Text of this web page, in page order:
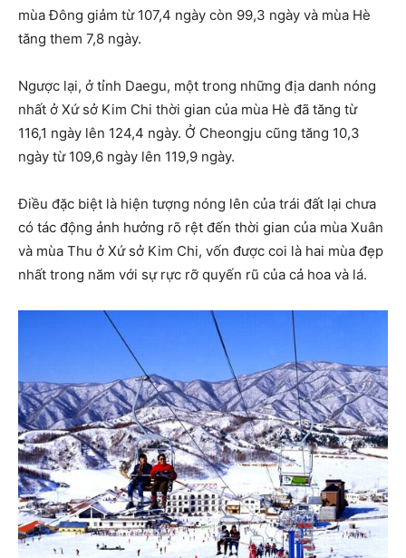
mùa Đông giảm từ 107,4 ngày còn 99,3 ngày và mùa Hè
tăng them 7,8 ngày.
Ngược lại, ở tỉnh Daegu, một trong những địa danh nóng
nhất ở Xứ sở Kim Chi thời gian của mùa Hè đã tăng từ
116,1 ngày lên 124,4 ngày. Ở Cheongju cũng tăng 10,3
ngày từ 109,6 ngày lên 119,9 ngày.
Điều đặc biệt là hiện tượng nóng lên của trái đất lại chưa
có tác động ảnh hưởng rõ rệt đến thời gian của mùa Xuân
và mùa Thu ở Xứ sở Kim Chi, vốn được coi là hai mùa đẹp
nhất trong năm với sự rực rỡ quyến rũ của cả hoa và lá.